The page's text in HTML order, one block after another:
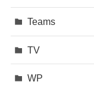
Teams
TV
WP